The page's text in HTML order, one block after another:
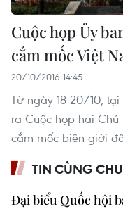
Cuộc họp Ủy
cắm mốc Việt
20/10/2016 14:45
Từ ngày 18-20/10,
ra Cuộc họp hai
cắm mốc biên giới
TIN CÙNG
Đại biểu Quốc hội